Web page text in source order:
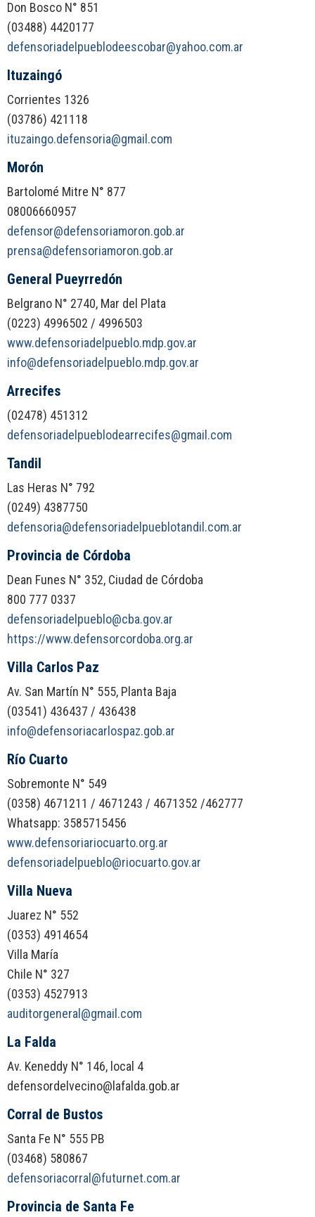
Don Bosco N° 851
(03488) 4420177
defensoriadelpueblodeescobar@yahoo.com.ar
Ituzaingó
Corrientes 1326
(03786) 421118
ituzaingo.defensoria@gmail.com
Morón
Bartolomé Mitre N° 877
08006660957
defensor@defensoriamoron.gob.ar
prensa@defensoriamoron.gob.ar
General Pueyrredón
Belgrano N° 2740, Mar del Plata
(0223) 4996502 / 4996503
www.defensoriadelpueblo.mdp.gov.ar
info@defensoriadelpueblo.mdp.gov.ar
Arrecifes
(02478) 451312
defensoriadelpueblodearrecifes@gmail.com
Tandil
Las Heras N° 792
(0249) 4387750
defensoria@defensoriadelpueblotandil.com.ar
Provincia de Córdoba
Dean Funes N° 352, Ciudad de Córdoba
800 777 0337
defensoriadelpueblo@cba.gov.ar
https://www.defensorcordoba.org.ar
Villa Carlos Paz
Av. San Martín N° 555, Planta Baja
(03541) 436437 / 436438
info@defensoriacarlospaz.gob.ar
Río Cuarto
Sobremonte N° 549
(0358) 4671211 / 4671243 / 4671352 /462777
Whatsapp: 3585715456
www.defensoriariocuarto.org.ar
defensoriadelpueblo@riocuarto.gov.ar
Villa Nueva
Juarez N° 552
(0353) 4914654
Villa María
Chile N° 327
(0353) 4527913
auditorgeneral@gmail.com
La Falda
Av. Keneddy N° 146, local 4
defensordelvecino@lafalda.gob.ar
Corral de Bustos
Santa Fe N° 555 PB
(03468) 580867
defensoriacorral@futurnet.com.ar
Provincia de Santa Fe